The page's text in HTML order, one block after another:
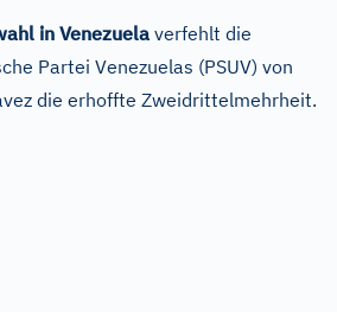
in Venezuela verfehlt die
Partei Venezuelas (PSUV) von
die erhoffte Zweidrittelmehrheit.